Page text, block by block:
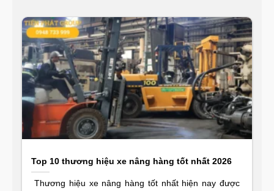
Top 10 thương hiệu xe nâng hàng tốt nhất 2026
Thương hiệu xe nâng hàng tốt nhất hiện nay được